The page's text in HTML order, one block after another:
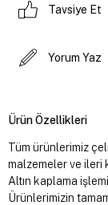
Tavsiye Et
Yorum Yaz
Ürün Özellikleri
Tüm ürünlerimiz
malzemeler ve ileri
Altın kaplama
Ürünlerimizin